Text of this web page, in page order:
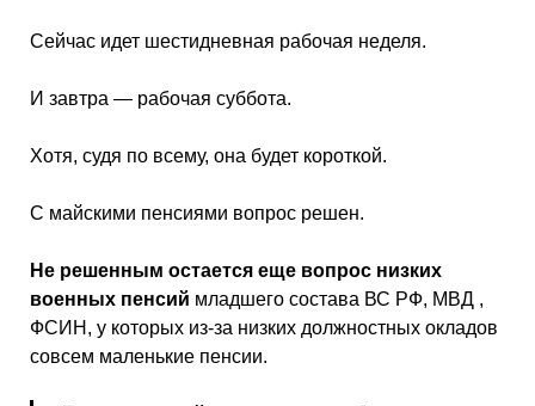
Сейчас идет шестидневная рабочая неделя.
И завтра — рабочая суббота.
Хотя, судя по всему, она будет короткой.
С майскими пенсиями вопрос решен.
Не решенным остается еще вопрос низких
военных пенсий младшего состава ВС РФ, МВД ,
ФСИН, у которых из-за низких должностных окладов
совсем маленькие пенсии.